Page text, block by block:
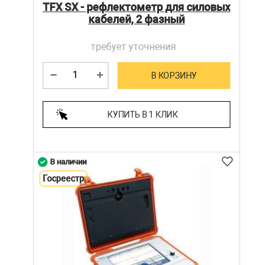
TFX SX - рефлектометр для силовых
кабелей, 2 фазный
требует уточнения
В КОРЗИНУ
КУПИТЬ В 1 КЛИК
В наличии
Госреестр